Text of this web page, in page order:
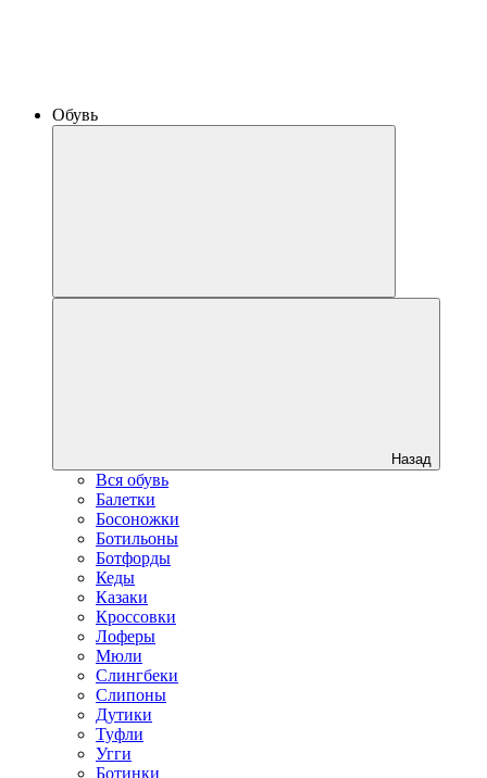
Обувь
Назад
Вся обувь
Балетки
Босоножки
Ботильоны
Ботфорды
Кеды
Казаки
Кроссовки
Лоферы
Мюли
Слингбеки
Слипоны
Дутики
Туфли
Угги
Ботинки